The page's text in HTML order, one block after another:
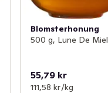
Blomsterhonung
500 g, Lune De Miel
55,79 kr
111,58 kr /kg